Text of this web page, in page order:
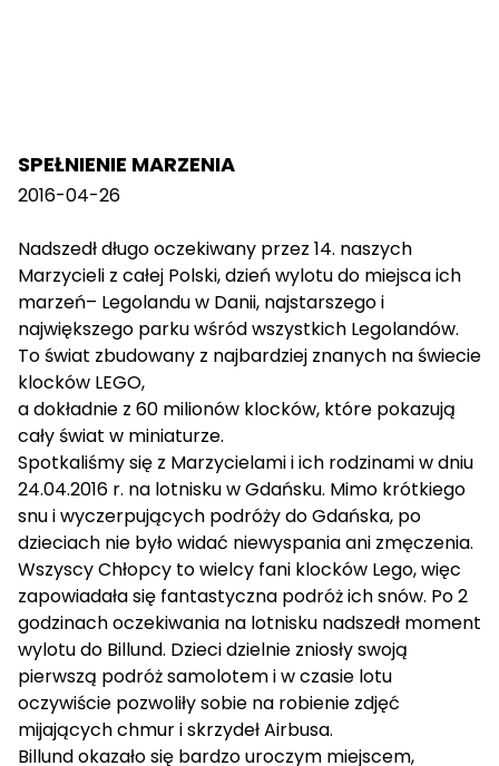
SPEŁNIENIE MARZENIA
2016-04-26
Nadszedł długo oczekiwany przez 14. naszych
Marzycieli z całej Polski, dzień wylotu do miejsca ich
marzeń– Legolandu w Danii, najstarszego i
największego parku wśród wszystkich Legolandów.
To świat zbudowany z najbardziej znanych na świecie
klocków LEGO,
a dokładnie z 60 milionów klocków, które pokazują
cały świat w miniaturze.
Spotkaliśmy się z Marzycielami i ich rodzinami w dniu
24.04.2016 r. na lotnisku w Gdańsku. Mimo krótkiego
snu i wyczerpujących podróży do Gdańska, po
dzieciach nie było widać niewyspania ani zmęczenia.
Wszyscy Chłopcy to wielcy fani klocków Lego, więc
zapowiadała się fantastyczna podróż ich snów. Po 2
godzinach oczekiwania na lotnisku nadszedł moment
wylotu do Billund. Dzieci dzielnie zniosły swoją
pierwszą podróż samolotem i w czasie lotu
oczywiście pozwoliły sobie na robienie zdjęć
mijających chmur i skrzydeł Airbusa.
Billund okazało się bardzo uroczym miejscem,